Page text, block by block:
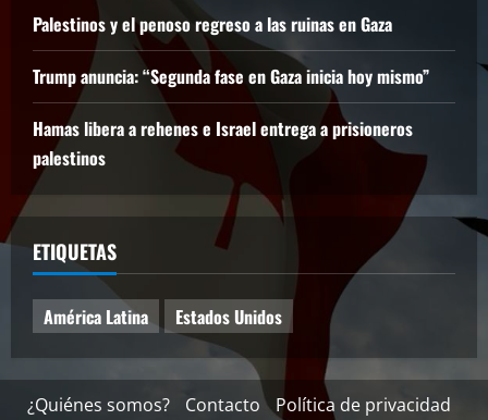
Palestinos y el penoso regreso a las ruinas en Gaza
Trump anuncia: “Segunda fase en Gaza inicia hoy mismo”
Hamas libera a rehenes e Israel entrega a prisioneros
palestinos
ETIQUETAS
América Latina Estados Unidos
¿Quiénes somos? Contacto Política de privacidad